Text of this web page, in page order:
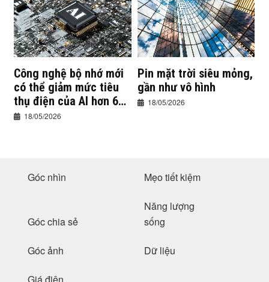
Công nghệ bộ nhớ mới
có thể giảm mức tiêu
thụ điện của AI hơn 60
lần18/05/2026
Pin mặt trời siêu mỏng,
gần như vô hình
18/05/2026
Góc nhìn Mẹo tiết kiệm
Góc chia sẻ
Năng lượng
sống
Góc ảnh Dữ liệu